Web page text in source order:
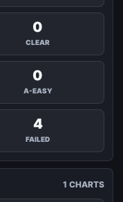
0
CLEAR
0
A-EASY
4
FAILED
1 CHARTS